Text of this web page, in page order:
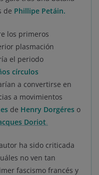
de Phillipe Petáin.
los primeros
plasmación
el periodo
círculos
a convertirse en
a movimientos
de Henry Dorgéres o
Doriot.
ha sido criticada
no ven tan
fascismo francés y